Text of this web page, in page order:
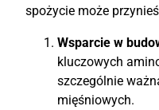
spożycie może
Wsparcie w
kluczowych
szczególnie
mięśniowych.